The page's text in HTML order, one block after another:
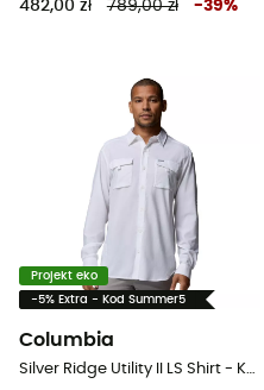
482,00 zł 789,00 zł -39%
Projekt eko
-5% Extra - Kod Summer5
Columbia
Silver Ridge Utility II LS Shirt - Koszula meski